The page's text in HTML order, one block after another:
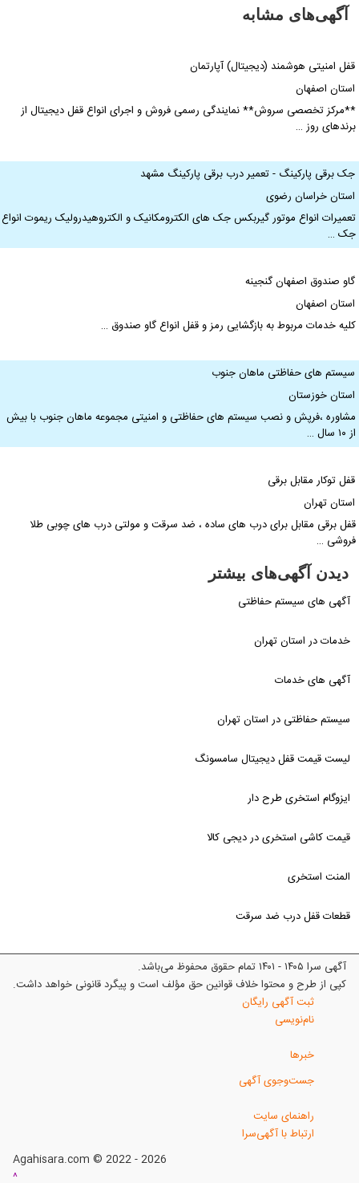
آگهی‌های مشابه
امنیتی هوشمند (دیجیتال) آپارتمان
اصفهان
تخصصی سروش** نمایندگی رسمی فروش و اجرای انواع قفل دیجیتال از
روز …
برقی پارکینگ - تعمیر درب برقی پارکینگ مشهد
خراسان رضوی
انواع موتور گیربکس جک های الکترومکانیک و الکتروهیدرولیک ریموت انواع
…
صندوق اصفهان گنجینه
اصفهان
خدمات مربوط به بازگشایی رمز و قفل انواع گاو صندوق …
های حفاظتی ماهان جنوب
خوزستان
،فرپش و نصب سیستم های حفاظتی و امنیتی مجموعه ماهان جنوب با بیش
…
توکار مقابل برقی
تهران
برقی مقابل برای درب های ساده ، ضد سرقت و مولتی درب های چوبی طلا
…
دیدن آگهی‌های بیشتر
آگهی های سیستم حفاظتی
خدمات در استان تهران
آگهی های خدمات
سیستم حفاظتی در استان تهران
لیست قیمت قفل دیجیتال سامسونگ
ایزوگام استخری طرح دار
قیمت کاشی استخری در دیجی کالا
المنت استخری
قطعات قفل درب ضد سرقت
آگهی سرا ۱۴۰۵ - ۱۴۰۱ تمام حقوق محفوظ می‌باشد.
کپی از طرح و محتوا خلاف قوانین حق مؤلف است و پیگرد قانونی خواهد داشت.
ثبت آگهی رایگان
نام‌نویسی
خبرها
جست‌وجوی آگهی
راهنمای سایت
ارتباط با آگهی‌سرا
Agahisara.com © 2022 - 2026